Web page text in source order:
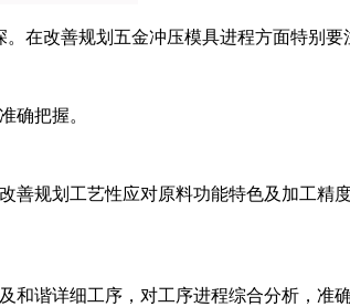
在改善规划五金冲压模具进程方面特别要
确把握。
规划工艺性应对原料功能特色及加工精
谐详细工序，对工序进程综合分析，准